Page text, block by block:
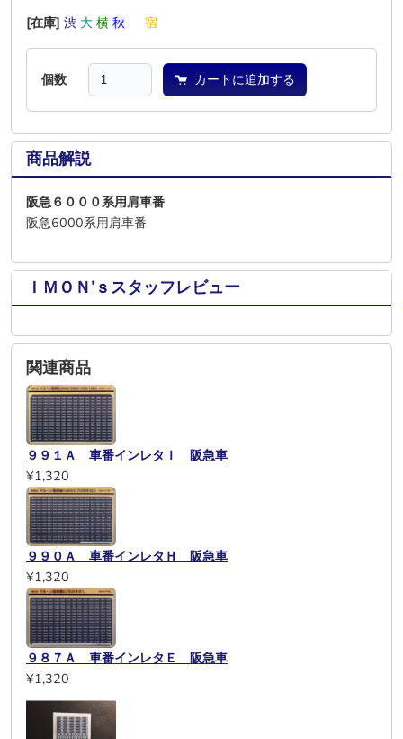
[在庫] 渋 大 横 秋 宿
個数 カートに追加する
商品解説
阪急６０００系用肩車番
阪急6000系用肩車番
ＩＭＯＮ’ｓスタッフレビュー
関連商品
９９１Ａ 車番インレタＩ 阪急車
¥1,320
９９０Ａ 車番インレタＨ 阪急車
¥1,320
９８７Ａ 車番インレタＥ 阪急車
¥1,320